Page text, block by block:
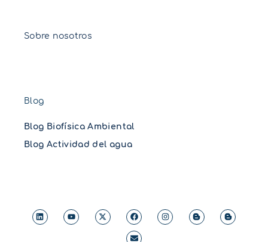
Sobre nosotros
Blog
Blog Biofísica Ambiental
Blog Actividad del agua